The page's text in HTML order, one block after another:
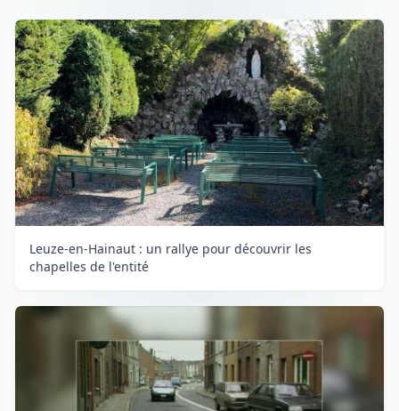
Leuze-en-Hainaut : un rallye pour découvrir les
chapelles de l'entité